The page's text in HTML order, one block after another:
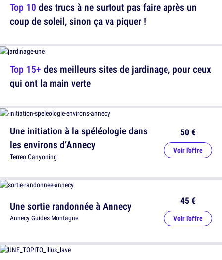
Top 10 des trucs à ne surtout pas faire après un
coup de soleil, sinon ça va piquer !
Une initiation à la spéléologie dans
les environs d’Annecy
Terreo Canyoning
50 €
Voir l'offre
Top 15+ des meilleurs sites de jardinage, pour ceux
qui ont la main verte
Une sortie randonnée à Annecy
Annecy Guides Montagne
45 €
Voir l'offre